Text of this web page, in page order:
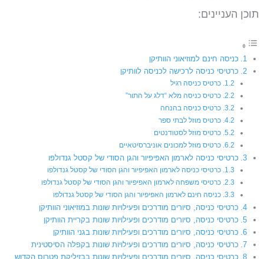
תוכן העניינים:
כניסה חינם למוזיאוני הוותיקן
כרטיסי כניסה לרכישה לכניסה לוותיקן
כרטיס כניסה רגיל
כרטיס כניסה מלא “דלג על התור”
כרטיס כניסה בהנחה
כרטיס מוזל לבתי ספר
כרטיס מוזל לסטודנטים
כרטיס מוזל למכונים אוניברסיטאיים
כרטיסי כניסה לארמון האפיפיור והגן הסודי של קסטל גנדולפו
כרטיסי כניסה לארמון האפיפיור והגן הסודי של קסטל גנדולפו
כרטיסי משפחה לארמון האפיפיור והגן הסודי של קסטל גנדולפו
כניסה חינם לארמון האפיפיור והגן הסודי של קסטל גנדולפו
כרטיסי כניסה, סיורים מודרכים ופעילויות שונות במוזיאוני הוותיקן
כרטיסי כניסה, סיורים מודרכים ופעילויות שונות בקריית הוותיקן
כרטיסי כניסה, סיורים מודרכים ופעילויות שונות בגני הוותיקן
כרטיסי כניסה, סיורים מודרכים ופעילויות שונות בקפלה הסיסטינית
כרטיסי כניסה, סיורים מודרכים ופעילויות שונות בבזיליקת פטרוס הקדוש